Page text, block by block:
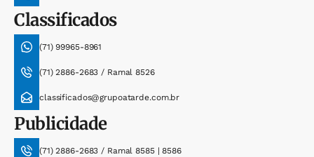
Classificados
(71) 99965-8961
(71) 2886-2683 / Ramal 8526
classificados@grupoatarde.com.br
Publicidade
(71) 2886-2683 / Ramal 8585 | 8586